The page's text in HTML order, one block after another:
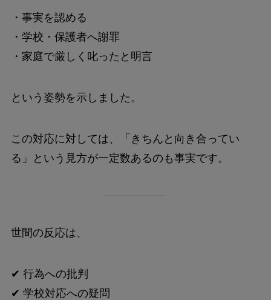
・事実を認める
・学校・保護者へ謝罪
・家庭で厳しく叱ったと明言
という姿勢を示しました。
この対応に対しては、「きちんと向き合ってい
る」という見方が一定数あるのも事実です。
世間の反応は、
✔ 行為への批判
✔ 学校対応への疑問